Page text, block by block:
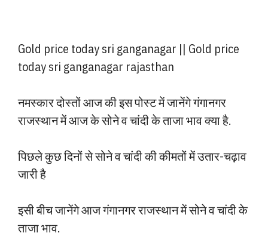
Gold price today sri ganganagar || Gold price
today sri ganganagar rajasthan
नमस्कार दोस्तों आज की इस पोस्ट में जानेंगे गंगानगर
राजस्थान में आज के सोने व चांदी के ताजा भाव क्या है.
पिछले कुछ दिनों से सोने व चांदी की कीमतों में उतार-चढ़ाव
जारी है
इसी बीच जानेंगे आज गंगानगर राजस्थान में सोने व चांदी के
ताजा भाव.